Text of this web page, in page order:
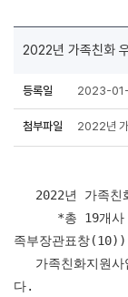
2022년 가족친화
등록일 2023-
첨부파일 2022년
2022년 가족친
*총 19개사 (
족부장관표창(10))
가족친화지원사
다.